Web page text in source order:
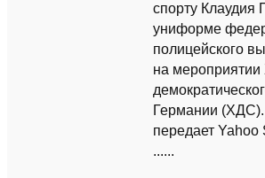
спорту Клаудия
униформе
полицейского
на мероприятии
Германии
передает
......